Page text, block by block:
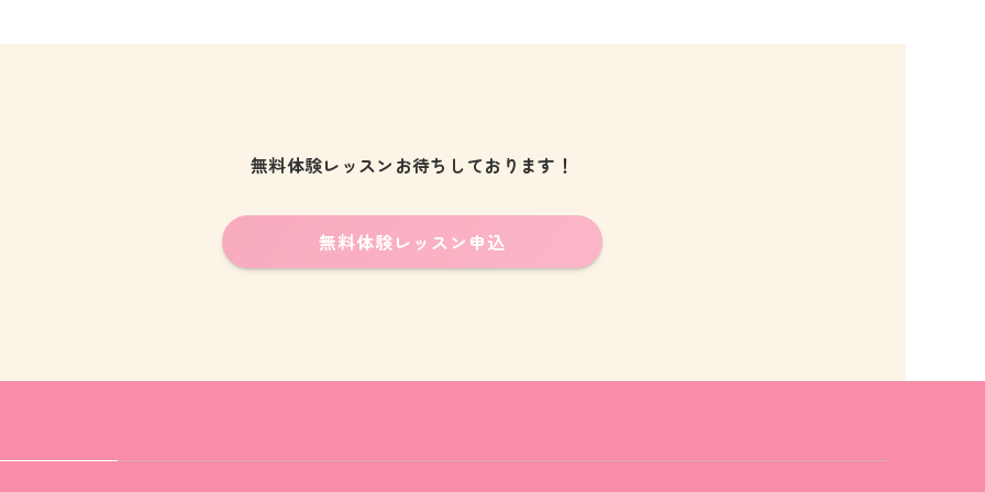
無料体験レッスンお待ちしております！
無料体験レッスン 申込